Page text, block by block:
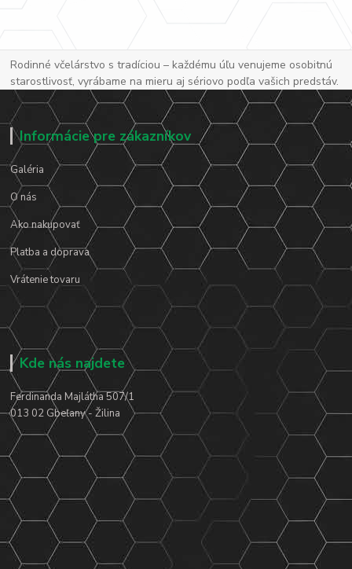
Rodinné včelárstvo s tradíciou – každému úľu venujeme osobitnú
starostlivosť, vyrábame na mieru aj sériovo podľa vašich predstáv.
Informácie pre zákazníkov
Galéria
O nás
Ako nakupovať
Platba a doprava
Vrátenie tovaru
Kde nás najdete
Ferdinanda Majlátha 507/1
013 02 Gbeľany - Žilina